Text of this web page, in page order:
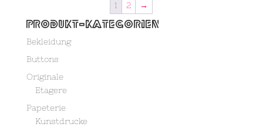
1 2 →
Produkt-Kategorien
Bekleidung
Buttons
Originale
Etagere
Papeterie
Kunstdrucke